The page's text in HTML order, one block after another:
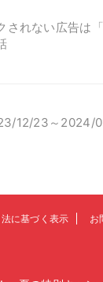
されない広告は
12/23～2024/
に基づく表示 お